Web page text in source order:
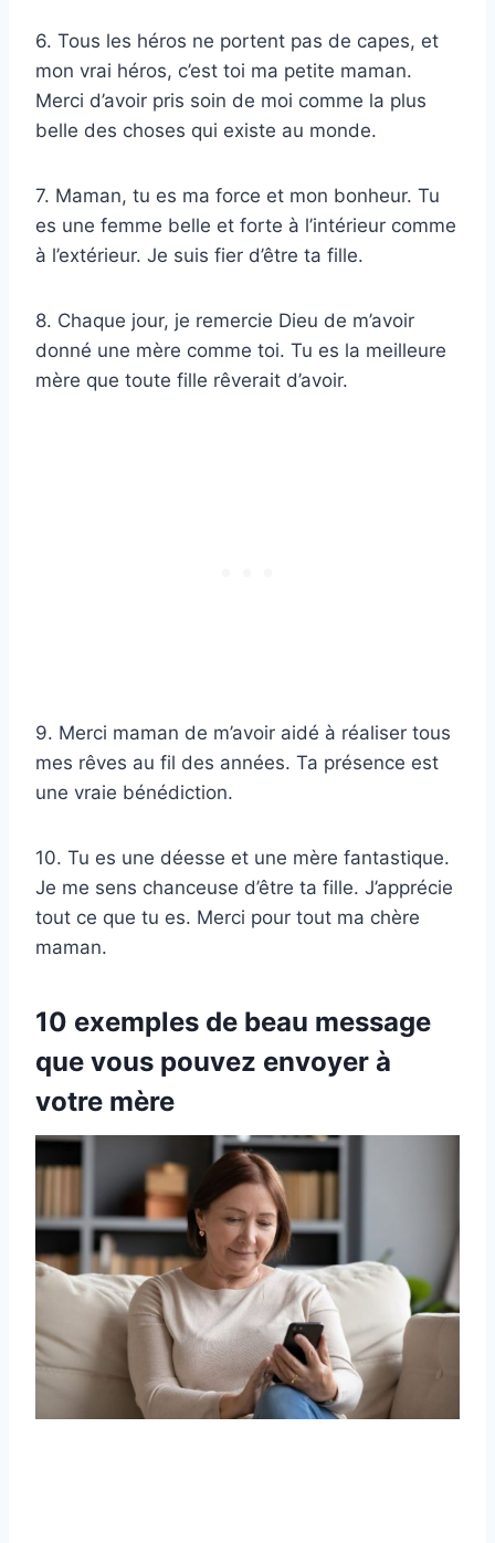
6. Tous les héros ne portent pas de capes, et
mon vrai héros, c’est toi ma petite maman.
Merci d’avoir pris soin de moi comme la plus
belle des choses qui existe au monde.
7. Maman, tu es ma force et mon bonheur. Tu
es une femme belle et forte à l’intérieur comme
à l’extérieur. Je suis fier d’être ta fille.
8. Chaque jour, je remercie Dieu de m’avoir
donné une mère comme toi. Tu es la meilleure
mère que toute fille rêverait d’avoir.
9. Merci maman de m’avoir aidé à réaliser tous
mes rêves au fil des années. Ta présence est
une vraie bénédiction.
10. Tu es une déesse et une mère fantastique.
Je me sens chanceuse d’être ta fille. J’apprécie
tout ce que tu es. Merci pour tout ma chère
maman.
10 exemples de beau message
que vous pouvez envoyer à
votre mère